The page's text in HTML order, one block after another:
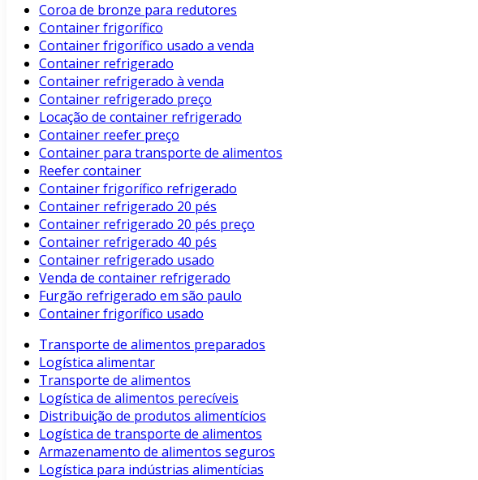
Coroa de bronze para redutores
Container frigorífico
Container frigorífico usado a venda
Container refrigerado
Container refrigerado à venda
Container refrigerado preço
Locação de container refrigerado
Container reefer preço
Container para transporte de alimentos
Reefer container
Container frigorífico refrigerado
Container refrigerado 20 pés
Container refrigerado 20 pés preço
Container refrigerado 40 pés
Container refrigerado usado
Venda de container refrigerado
Furgão refrigerado em são paulo
Container frigorífico usado
Transporte de alimentos preparados
Logística alimentar
Transporte de alimentos
Logística de alimentos perecíveis
Distribuição de produtos alimentícios
Logística de transporte de alimentos
Armazenamento de alimentos seguros
Logística para indústrias alimentícias